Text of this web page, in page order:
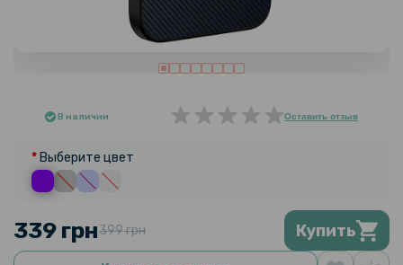
В наличии Оставить отзыв
Выберите цвет
339 грн399 грн Купить